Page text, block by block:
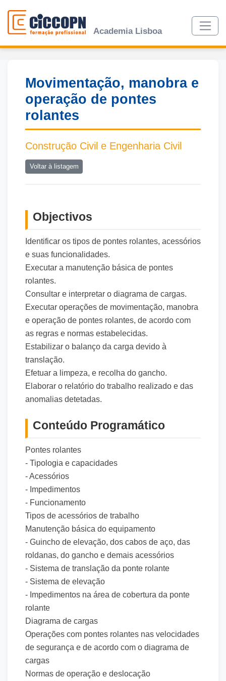
Academia Lisboa
Movimentação, manobra e
operação de pontes
rolantes
Construção Civil e Engenharia Civil
Voltar à listagem
Objectivos
Identificar os tipos de pontes rolantes, acessórios
e suas funcionalidades.
Executar a manutenção básica de pontes
rolantes.
Consultar e interpretar o diagrama de cargas.
Executar operações de movimentação, manobra
e operação de pontes rolantes, de acordo com
as regras e normas estabelecidas.
Estabilizar o balanço da carga devido à
translação.
Efetuar a limpeza, e recolha do gancho.
Elaborar o relatório do trabalho realizado e das
anomalias detetadas.
Conteúdo Programático
Pontes rolantes
- Tipologia e capacidades
- Acessórios
- Impedimentos
- Funcionamento
Tipos de acessórios de trabalho
Manutenção básica do equipamento
- Guincho de elevação, dos cabos de aço, das
roldanas, do gancho e demais acessórios
- Sistema de translação da ponte rolante
- Sistema de elevação
- Impedimentos na área de cobertura da ponte
rolante
Diagrama de cargas
Operações com pontes rolantes nas velocidades
de segurança e de acordo com o diagrama de
cargas
Normas de operação e deslocação